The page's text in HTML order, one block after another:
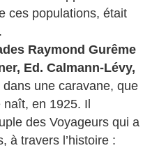
ces populations, était
Raymond Gurême
Ed. Calmann-Lévy,
dans une caravane, que
naît, en 1925. Il
des Voyageurs qui a
à travers l’histoire :